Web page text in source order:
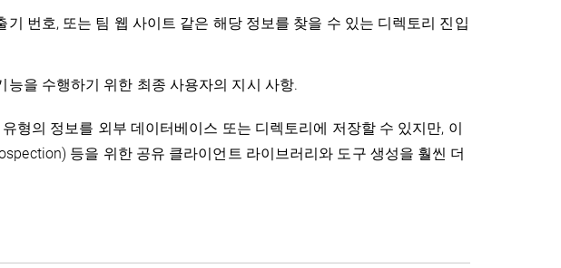
기 번호, 또는 팀 웹 사이트 같은 해당 정보를 찾을 수 있는 디렉토리 진입
능을 수행하기 위한 최종 사용자의 지시 사항.
형의 정보를 외부 데이터베이스 또는 디렉토리에 저장할 수 있지만, 이
등을 위한 공유 클라이언트 라이브러리와 도구 생성을 훨씬 더